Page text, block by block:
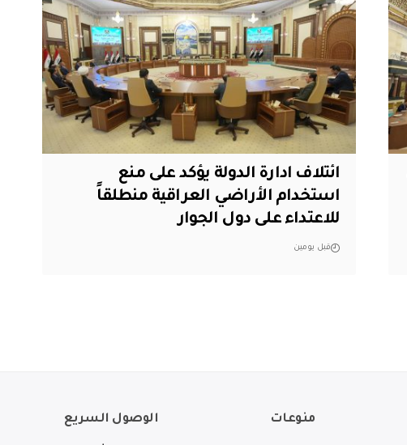
ائتلاف ادارة الدولة يؤكد على منع
استخدام الأراضي العراقية منطلقاً
للاعتداء على دول الجوار
قبل يومين
منوعات الوصول السريع